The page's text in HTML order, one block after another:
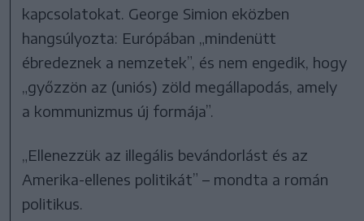
kapcsolatokat. George Simion eközben
hangsúlyozta: Európában „mindenütt
ébredeznek a nemzetek”, és nem engedik, hogy
„győzzön az (uniós) zöld megállapodás, amely
a kommunizmus új formája”.
„Ellenezzük az illegális bevándorlást és az
Amerika-ellenes politikát” – mondta a román
politikus.